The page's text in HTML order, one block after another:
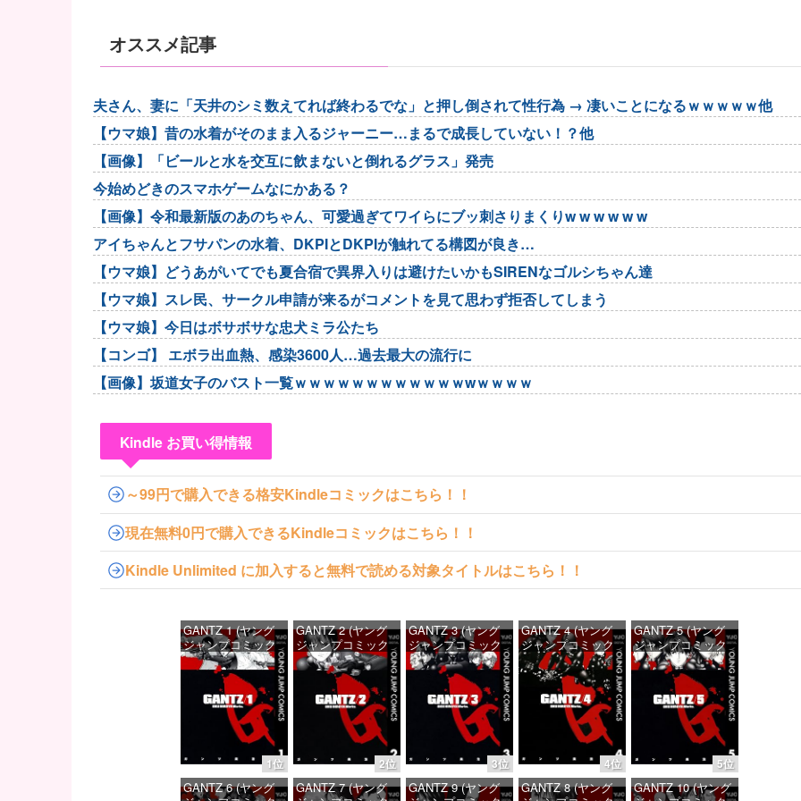
オススメ記事
夫さん、妻に「天井のシミ数えてれば終わるでな」と押し倒されて性行為 → 凄いことになるｗｗｗｗｗ他
【ウマ娘】昔の水着がそのまま入るジャーニー…まるで成長していない！？他
【画像】「ビールと水を交互に飲まないと倒れるグラス」発売
今始めどきのスマホゲームなにかある？
【画像】令和最新版のあのちゃん、可愛過ぎてワイらにブッ刺さりまくりw w w w w w
アイちゃんとフサパンの水着、DKPIとDKPIが触れてる構図が良き…
【ウマ娘】どうあがいてでも夏合宿で異界入りは避けたいかもSIRENなゴルシちゃん達
【ウマ娘】スレ民、サークル申請が来るがコメントを見て思わず拒否してしまう
【ウマ娘】今日はボサボサな忠犬ミラ公たち
【コンゴ】 エボラ出血熱、感染3600人…過去最大の流行に
【画像】坂道女子のバスト一覧ｗｗｗｗｗｗｗｗｗｗｗｗwｗｗｗｗ
Kindle お買い得情報
～99円で購入できる格安Kindleコミックはこちら！！
現在無料0円で購入できるKindleコミックはこちら！！
Kindle Unlimited に加入すると無料で読める対象タイトルはこちら！！
1位
GANTZ 1 (ヤング
ジャンプコミック
スDIGITAL)
価格：¥100
2位
GANTZ 2 (ヤング
ジャンプコミック
スDIGITAL)
価格：¥100
3位
GANTZ 3 (ヤング
ジャンプコミック
スDIGITAL)
価格：¥100
4位
GANTZ 4 (ヤング
ジャンプコミック
スDIGITAL)
価格：¥100
5位
GANTZ 5 (ヤング
ジャンプコミック
スDIGITAL)
価格：¥100
GANTZ 6 (ヤング
GANTZ 7 (ヤング
GANTZ 9 (ヤング
GANTZ 8 (ヤング
GANTZ 10 (ヤング